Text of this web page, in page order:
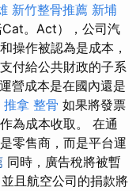
新竹整骨推薦 新埔
。Act），公司汽
操作被認為是成本，
付給公共財政的子系
運營成本是在國內還是
推拿 整骨 如果將發票
為成本收取。 在通
零售商，而是平台運
同時，廣告稅將被暫
且航空公司的捐款將